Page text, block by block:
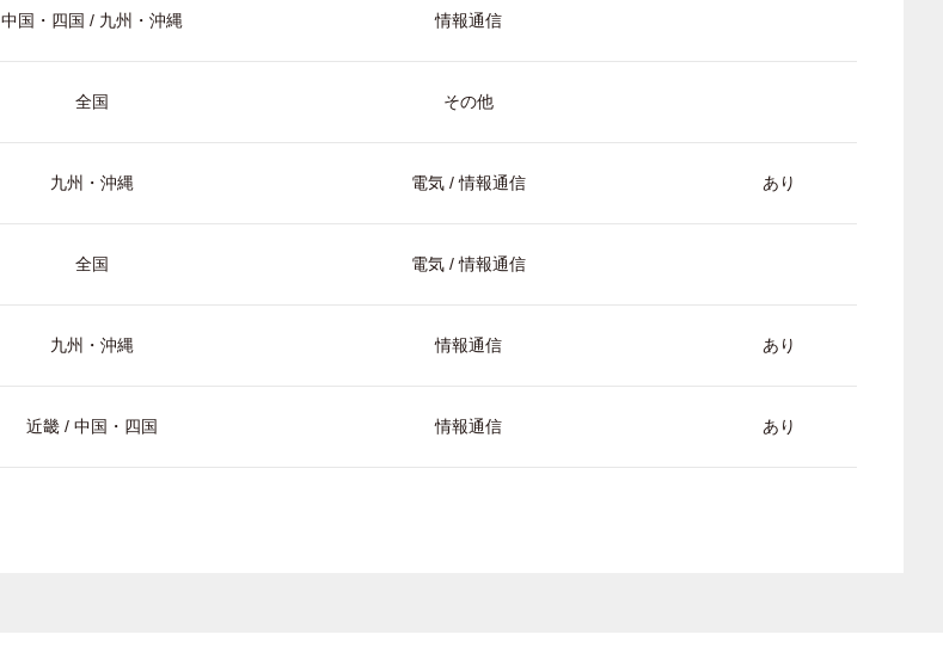
中国・四国 / 九州・沖縄 情報通信
全国 その他
九州・沖縄 電気 / 情報通信 あり
全国 電気 / 情報通信
九州・沖縄 情報通信 あり
近畿 / 中国・四国 情報通信 あり